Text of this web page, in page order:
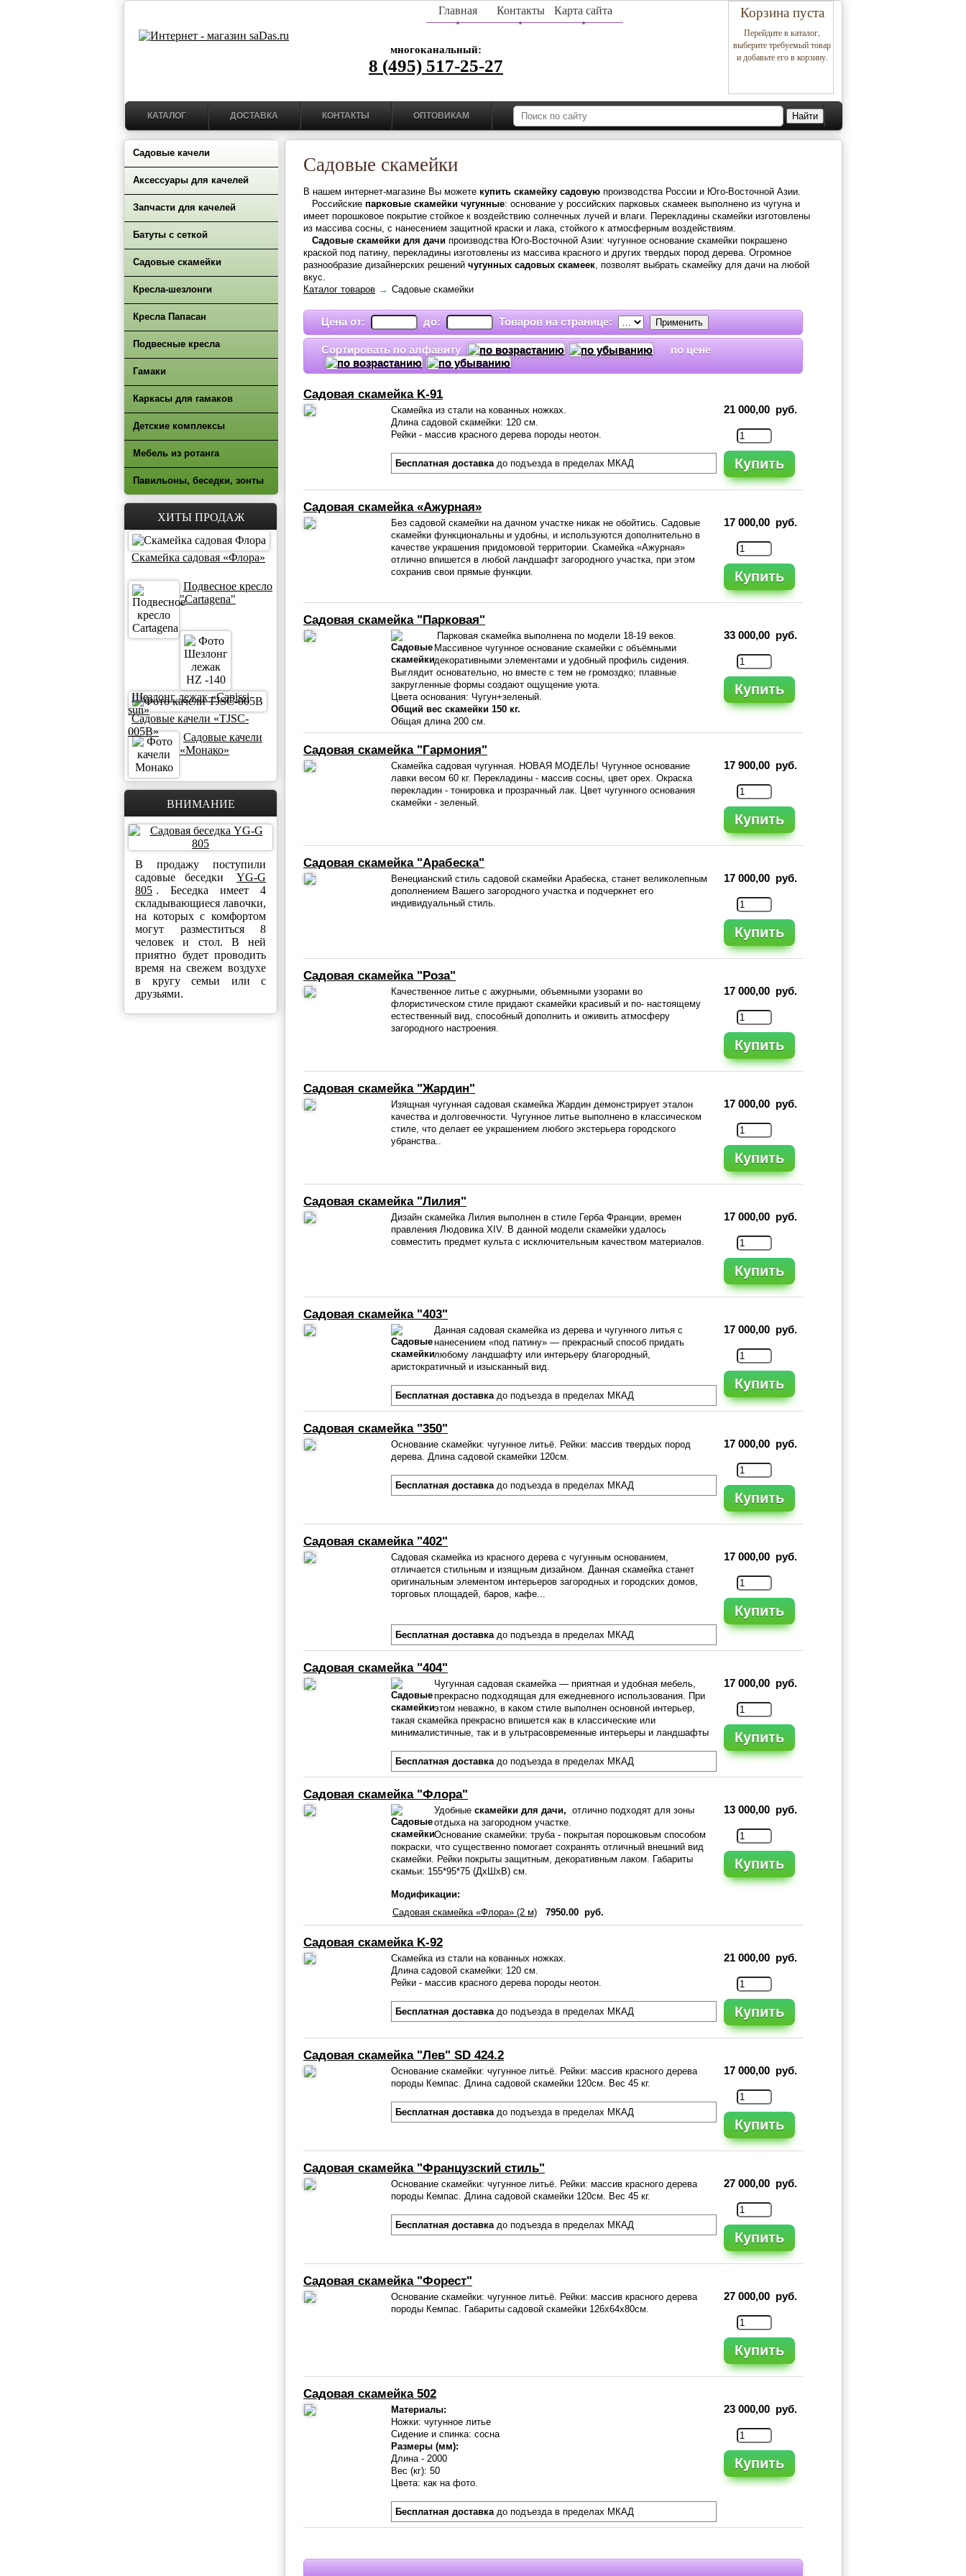
Главная Контакты Карта сайта
многоканальный:
8 (495) 517-25-27
Корзина пуста
Перейдите в каталог,
выберите требуемый товар
и добавьте его в корзину.
КАТАЛОГ ДОСТАВКА КОНТАКТЫ ОПТОВИКАМ
Садовые качели
Аксессуары для качелей
Запчасти для качелей
Батуты с сеткой
Садовые скамейки
Кресла-шезлонги
Кресла Папасан
Подвесные кресла
Гамаки
Каркасы для гамаков
Детские комплексы
Мебель из ротанга
Павильоны, беседки, зонты
ХИТЫ ПРОДАЖ
Скамейка садовая «Флора»
Подвесное кресло
"Cartagena"
Шезлонг лежак «Capissi
sun»
Садовые качели «TJSC-
005B»
Садовые качели
«Монако»
ВНИМАНИЕ
В продажу поступили
садовые беседки
YG-G
805 . Беседка имеет 4
складывающиеся лавочки,
на которых с комфортом
могут разместиться 8
человек и стол. В ней
приятно будет проводить
время на свежем воздухе
в кругу семьи или с
друзьями.
Садовые скамейки
В нашем интернет-магазине Вы можете купить скамейку садовую производства России и Юго-Восточной Азии.
Российские парковые скамейки чугунные: основание у российских парковых скамеек выполнено из чугуна и
имеет порошковое покрытие стойкое к воздействию солнечных лучей и влаги. Перекладины скамейки изготовлены
из массива сосны, с нанесением защитной краски и лака, стойкого к атмосферным воздействиям.
Садовые скамейки для дачи производства Юго-Восточной Азии: чугунное основание скамейки покрашено
краской под патину, перекладины изготовлены из массива красного и других твердых пород дерева. Огромное
разнообразие дизайнерских решений чугунных садовых скамеек, позволят выбрать скамейку для дачи на любой
вкус.
Каталог товаров → Садовые скамейки
Цена от: до: Товаров на странице:
Сортировать по алфавиту по цене
Садовая скамейка K-91
Скамейка из стали на кованных ножках.
Длина садовой скамейки: 120 см.
Рейки - массив красного дерева породы неотон.
Бесплатная доставкадо подъезда в пределах МКАД
21 000,00 руб.
Купить
Садовая скамейка «Ажурная»
Без садовой скамейки на дачном участке никак не обойтись. Садовые
скамейки функциональны и удобны, и используются дополнительно в
качестве украшения придомовой территории. Скамейка «Ажурная»
отлично впишется в любой ландшафт загородного участка, при этом
сохранив свои прямые функции.
17 000,00 руб.
Купить
Садовая скамейка "Парковая"
Парковая скамейка выполнена по модели 18-19 веков.
Массивное чугунное основание скамейки с объёмными
декоративными элементами и удобный профиль сидения.
Выглядит основательно, но вместе с тем не громоздко; плавные
закругленные формы создают ощущение уюта.
Цвета основания: Чугун+зеленый.
Общий вес скамейки 150 кг.
Общая длина 200 см.
33 000,00 руб.
Купить
Садовая скамейка "Гармония"
Скамейка садовая чугунная. НОВАЯ МОДЕЛЬ! Чугунное основание
лавки весом 60 кг. Перекладины - массив сосны, цвет орех. Окраска
перекладин - тонировка и прозрачный лак. Цвет чугунного основания
скамейки - зеленый.
17 900,00 руб.
Купить
Садовая скамейка "Арабеска"
Венецианский стиль садовой скамейки Арабеска, станет великолепным
дополнением Вашего загородного участка и подчеркнет его
индивидуальный стиль.
17 000,00 руб.
Купить
Садовая скамейка "Роза"
Качественное литье с ажурными, объемными узорами во
флористическом стиле придают скамейки красивый и по- настоящему
естественный вид, способный дополнить и оживить атмосферу
загородного настроения.
17 000,00 руб.
Купить
Садовая скамейка "Жардин"
Изящная чугунная садовая скамейка Жардин демонстрирует эталон
качества и долговечности. Чугунное литье выполнено в классическом
стиле, что делает ее украшением любого экстерьера городского
убранства..
17 000,00 руб.
Купить
Садовая скамейка "Лилия"
Дизайн скамейка Лилия выполнен в стиле Герба Франции, времен
правления Людовика XIV. В данной модели скамейки удалось
совместить предмет культа с исключительным качеством материалов.
17 000,00 руб.
Купить
Садовая скамейка "403"
Данная садовая скамейка из дерева и чугунного литья с
нанесением «под патину» — прекрасный способ придать
любому ландшафту или интерьеру благородный,
аристократичный и изысканный вид.
Бесплатная доставкадо подъезда в пределах МКАД
17 000,00 руб.
Купить
Садовая скамейка "350"
Основание скамейки: чугунное литьё. Рейки: массив твердых пород
дерева. Длина садовой скамейки 120см.
Бесплатная доставкадо подъезда в пределах МКАД
17 000,00 руб.
Купить
Садовая скамейка "402"
Садовая скамейка из красного дерева с чугунным основанием,
отличается стильным и изящным дизайном. Данная скамейка станет
оригинальным элементом интерьеров загородных и городских домов,
торговых площадей, баров, кафе...
Бесплатная доставкадо подъезда в пределах МКАД
17 000,00 руб.
Купить
Садовая скамейка "404"
Чугунная садовая скамейка — приятная и удобная мебель,
прекрасно подходящая для ежедневного использования. При
этом неважно, в каком стиле выполнен основной интерьер,
такая скамейка прекрасно впишется как в классические или
минималистичные, так и в ультрасовременные интерьеры и ландшафты
Бесплатная доставкадо подъезда в пределах МКАД
17 000,00 руб.
Купить
Садовая скамейка "Флора"
Удобные скамейки для дачи, отлично подходят для зоны
отдыха на загородном участке.
Основание скамейки: труба - покрытая порошковым способом
покраски, что существенно помогает сохранять отличный внешний вид
скамейки. Рейки покрыты защитным, декоративным лаком. Габариты
скамьи: 155*95*75 (ДxШxВ) см.
Модификации:
Садовая скамейка «Флора» (2 м)
7950.00 руб.
13 000,00 руб.
Купить
Садовая скамейка K-92
Скамейка из стали на кованных ножках.
Длина садовой скамейки: 120 см.
Рейки - массив красного дерева породы неотон.
Бесплатная доставкадо подъезда в пределах МКАД
21 000,00 руб.
Купить
Садовая скамейка "Лев" SD 424.2
Основание скамейки: чугунное литьё. Рейки: массив красного дерева
породы Кемпас. Длина садовой скамейки 120см. Вес 45 кг.
Бесплатная доставкадо подъезда в пределах МКАД
17 000,00 руб.
Купить
Садовая скамейка "Французский стиль"
Основание скамейки: чугунное литьё. Рейки: массив красного дерева
породы Кемпас. Длина садовой скамейки 120см. Вес 45 кг.
Бесплатная доставкадо подъезда в пределах МКАД
27 000,00 руб.
Купить
Садовая скамейка "Форест"
Основание скамейки: чугунное литьё. Рейки: массив красного дерева
породы Кемпас. Габариты садовой скамейки 126х64х80см.
27 000,00 руб.
Купить
Садовая скамейка 502
Материалы:
Ножки: чугунное литье
Сидение и спинка: сосна
Размеры (мм):
Длина - 2000
Вес (кг): 50
Цвета: как на фото.
Бесплатная доставкадо подъезда в пределах МКАД
23 000,00 руб.
Купить